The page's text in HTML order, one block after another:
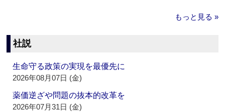
もっと見る »
社説
生命守る政策の実現を最優先に
2026年08月07日 (金)
薬価逆ざや問題の抜本的改革を
2026年07月31日 (金)